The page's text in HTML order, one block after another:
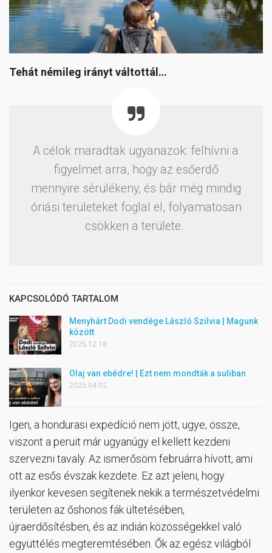
Tehát némileg irányt váltottál…
A célok maradtak ugyanazok: felhívni a
figyelmet arra, hogy az esőerdő
mennyire sérülékeny, és bár még mindig
óriási területeket foglal el, folyamatosan
csökken a területe.
KAPCSOLÓDÓ TARTALOM
Menyhárt Dodi vendége László Szilvia | Magunk
között
2025.12.18.
Olaj van ebédre! | Ezt nem mondták a suliban
2025.04.02.
Igen, a hondurasi expedíció nem jött, ugye, össze,
viszont a peruit már ugyanúgy el kellett kezdeni
szervezni tavaly. Az ismerősöm februárra hívott, ami
ott az esős évszak kezdete. Ez azt jeleni, hogy
ilyenkor kevesen segítenek nekik a természetvédelmi
területen az őshonos fák ültetésében,
újraerdősítésben, és az indián közösségekkel való
együttélés megteremtésében. Ők az egész világból